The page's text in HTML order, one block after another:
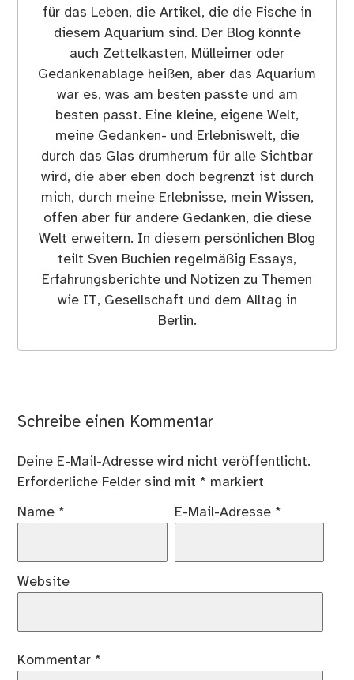
für das Leben, die Artikel, die die Fische in
diesem Aquarium sind. Der Blog könnte
auch Zettelkasten, Mülleimer oder
Gedankenablage heißen, aber das Aquarium
war es, was am besten passte und am
besten passt. Eine kleine, eigene Welt,
meine Gedanken- und Erlebniswelt, die
durch das Glas drumherum für alle Sichtbar
wird, die aber eben doch begrenzt ist durch
mich, durch meine Erlebnisse, mein Wissen,
offen aber für andere Gedanken, die diese
Welt erweitern. In diesem persönlichen Blog
teilt Sven Buchien regelmäßig Essays,
Erfahrungsberichte und Notizen zu Themen
wie IT, Gesellschaft und dem Alltag in
Berlin.
Schreibe einen Kommentar
Deine E-Mail-Adresse wird nicht veröffentlicht.
Erforderliche Felder sind mit * markiert
Name * E-Mail-Adresse *
Website
Kommentar *